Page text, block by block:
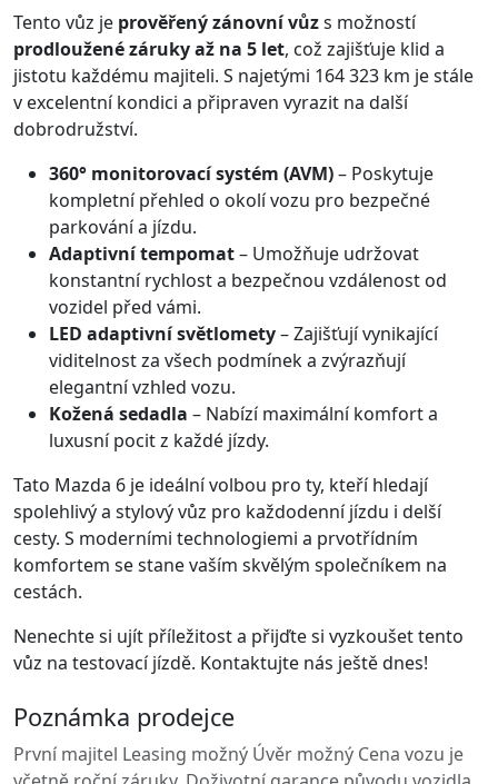
Tento vůz je prověřený zánovní vůzs možností
prodloužené záruky až na 5 let, což zajišťuje klid a
jistotu každému majiteli. S najetými 164 323 km je stále
v excelentní kondici a připraven vyrazit na další
dobrodružství.
360° monitorovací systém (AVM)– Poskytuje
kompletní přehled o okolí vozu pro bezpečné
parkování a jízdu.
Adaptivní tempomat– Umožňuje udržovat
konstantní rychlost a bezpečnou vzdálenost od
vozidel před vámi.
LED adaptivní světlomety– Zajišťují vynikající
viditelnost za všech podmínek a zvýrazňují
elegantní vzhled vozu.
Kožená sedadla – Nabízí maximální komfort a
luxusní pocit z každé jízdy.
Tato Mazda 6 je ideální volbou pro ty, kteří hledají
spolehlivý a stylový vůz pro každodenní jízdu i delší
cesty. S moderními technologiemi a prvotřídním
komfortem se stane vaším skvělým společníkem na
cestách.
Nenechte si ujít příležitost a přijďte si vyzkoušet tento
vůz na testovací jízdě. Kontaktujte nás ještě dnes!
Poznámka prodejce
První majitel Leasing možný Úvěr možný Cena vozu je